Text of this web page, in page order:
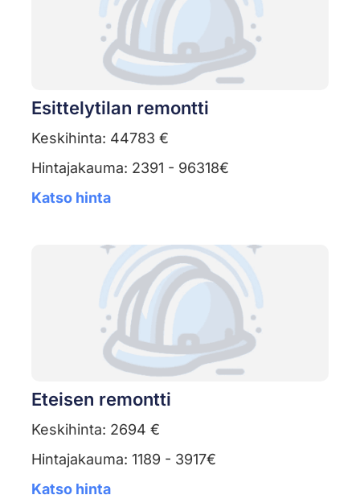
Esittelytilan remontti
Keskihinta: 44783 €
Hintajakauma: 2391 - 96318€
Katso hinta
Eteisen remontti
Keskihinta: 2694 €
Hintajakauma: 1189 - 3917€
Katso hinta